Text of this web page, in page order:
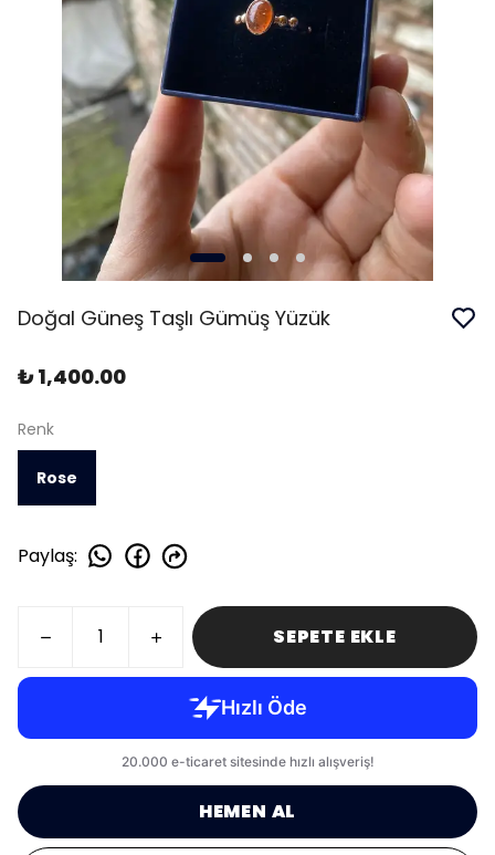
Doğal Güneş Taşlı Gümüş Yüzük
₺ 1,400.00
Renk
Rose
Paylaş:
SEPETE EKLE
HEMEN AL